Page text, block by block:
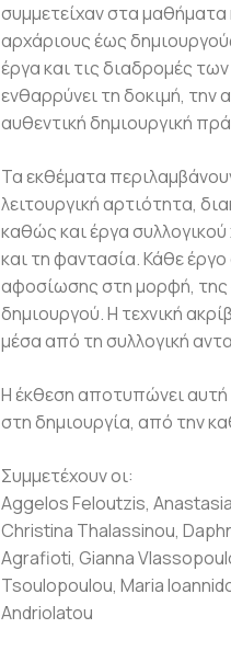
συμμετείχαν στα μαθήματα
αρχάριους έως
έργα και τις διαδρομές
ενθαρρύνει τη δοκιμή, την
αυθεντική δημιουργική
Τα εκθέματα
λειτουργική αρτιότητα,
καθώς και έργα
και τη φαντασία. Κάθε
αφοσίωσης στη μορφή, της
δημιουργού. Η τεχνική
μέσα από τη συλλογική
Η έκθεση αποτυπώνει αυτή
στη δημιουργία, από την
Συμμετέχουν οι:
Aggelos Feloutzis,
Christina Thalassinou,
Agrafioti, Gianna
Tsoulopoulou, Maria
Andriolatou